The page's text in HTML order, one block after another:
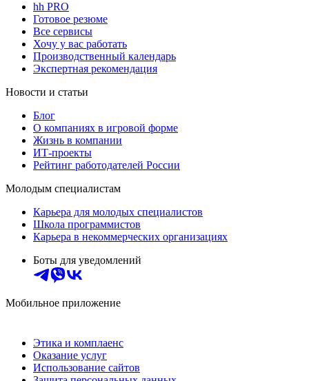
hh PRO
Готовое резюме
Все сервисы
Хочу у вас работать
Производственный календарь
Экспертная рекомендация
Новости и статьи
Блог
О компаниях в игровой форме
Жизнь в компании
ИТ-проекты
Рейтинг работодателей России
Молодым специалистам
Карьера для молодых специалистов
Школа программистов
Карьера в некоммерческих организациях
Боты для уведомлений
Мобильное приложение
Этика и комплаенс
Оказание услуг
Использование сайтов